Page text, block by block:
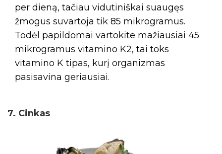
per dieną, tačiau vidutiniškai suaugęs
žmogus suvartoja tik 85 mikrogramus.
Todėl papildomai vartokite mažiausiai 45
mikrogramus vitamino K2, tai toks
vitamino K tipas, kurį organizmas
pasisavina geriausiai.
7. Cinkas